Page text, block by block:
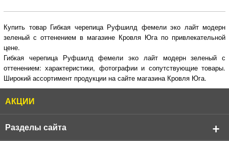
Купить товар Гибкая черепица Руфшилд фемели эко лайт модерн
зеленый с оттенением в магазине Кровля Юга по привлекательной
цене.
Гибкая черепица Руфшилд фемели эко лайт модерн зеленый с
оттенением: характеристики, фотографии и сопутствующие товары.
Широкий ассортимент продукции на сайте магазина Кровля Юга.
АКЦИИ
Разделы сайта